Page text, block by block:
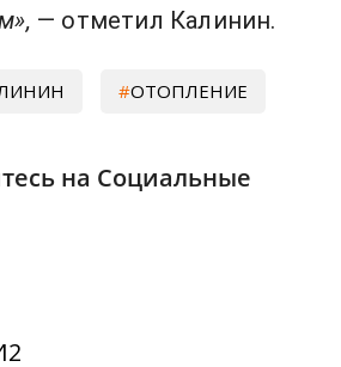
— отметил Калинин.
ОТОПЛЕНИЕ
на Социальные